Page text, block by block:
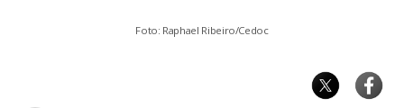
Foto: Raphael Ribeiro/Cedoc